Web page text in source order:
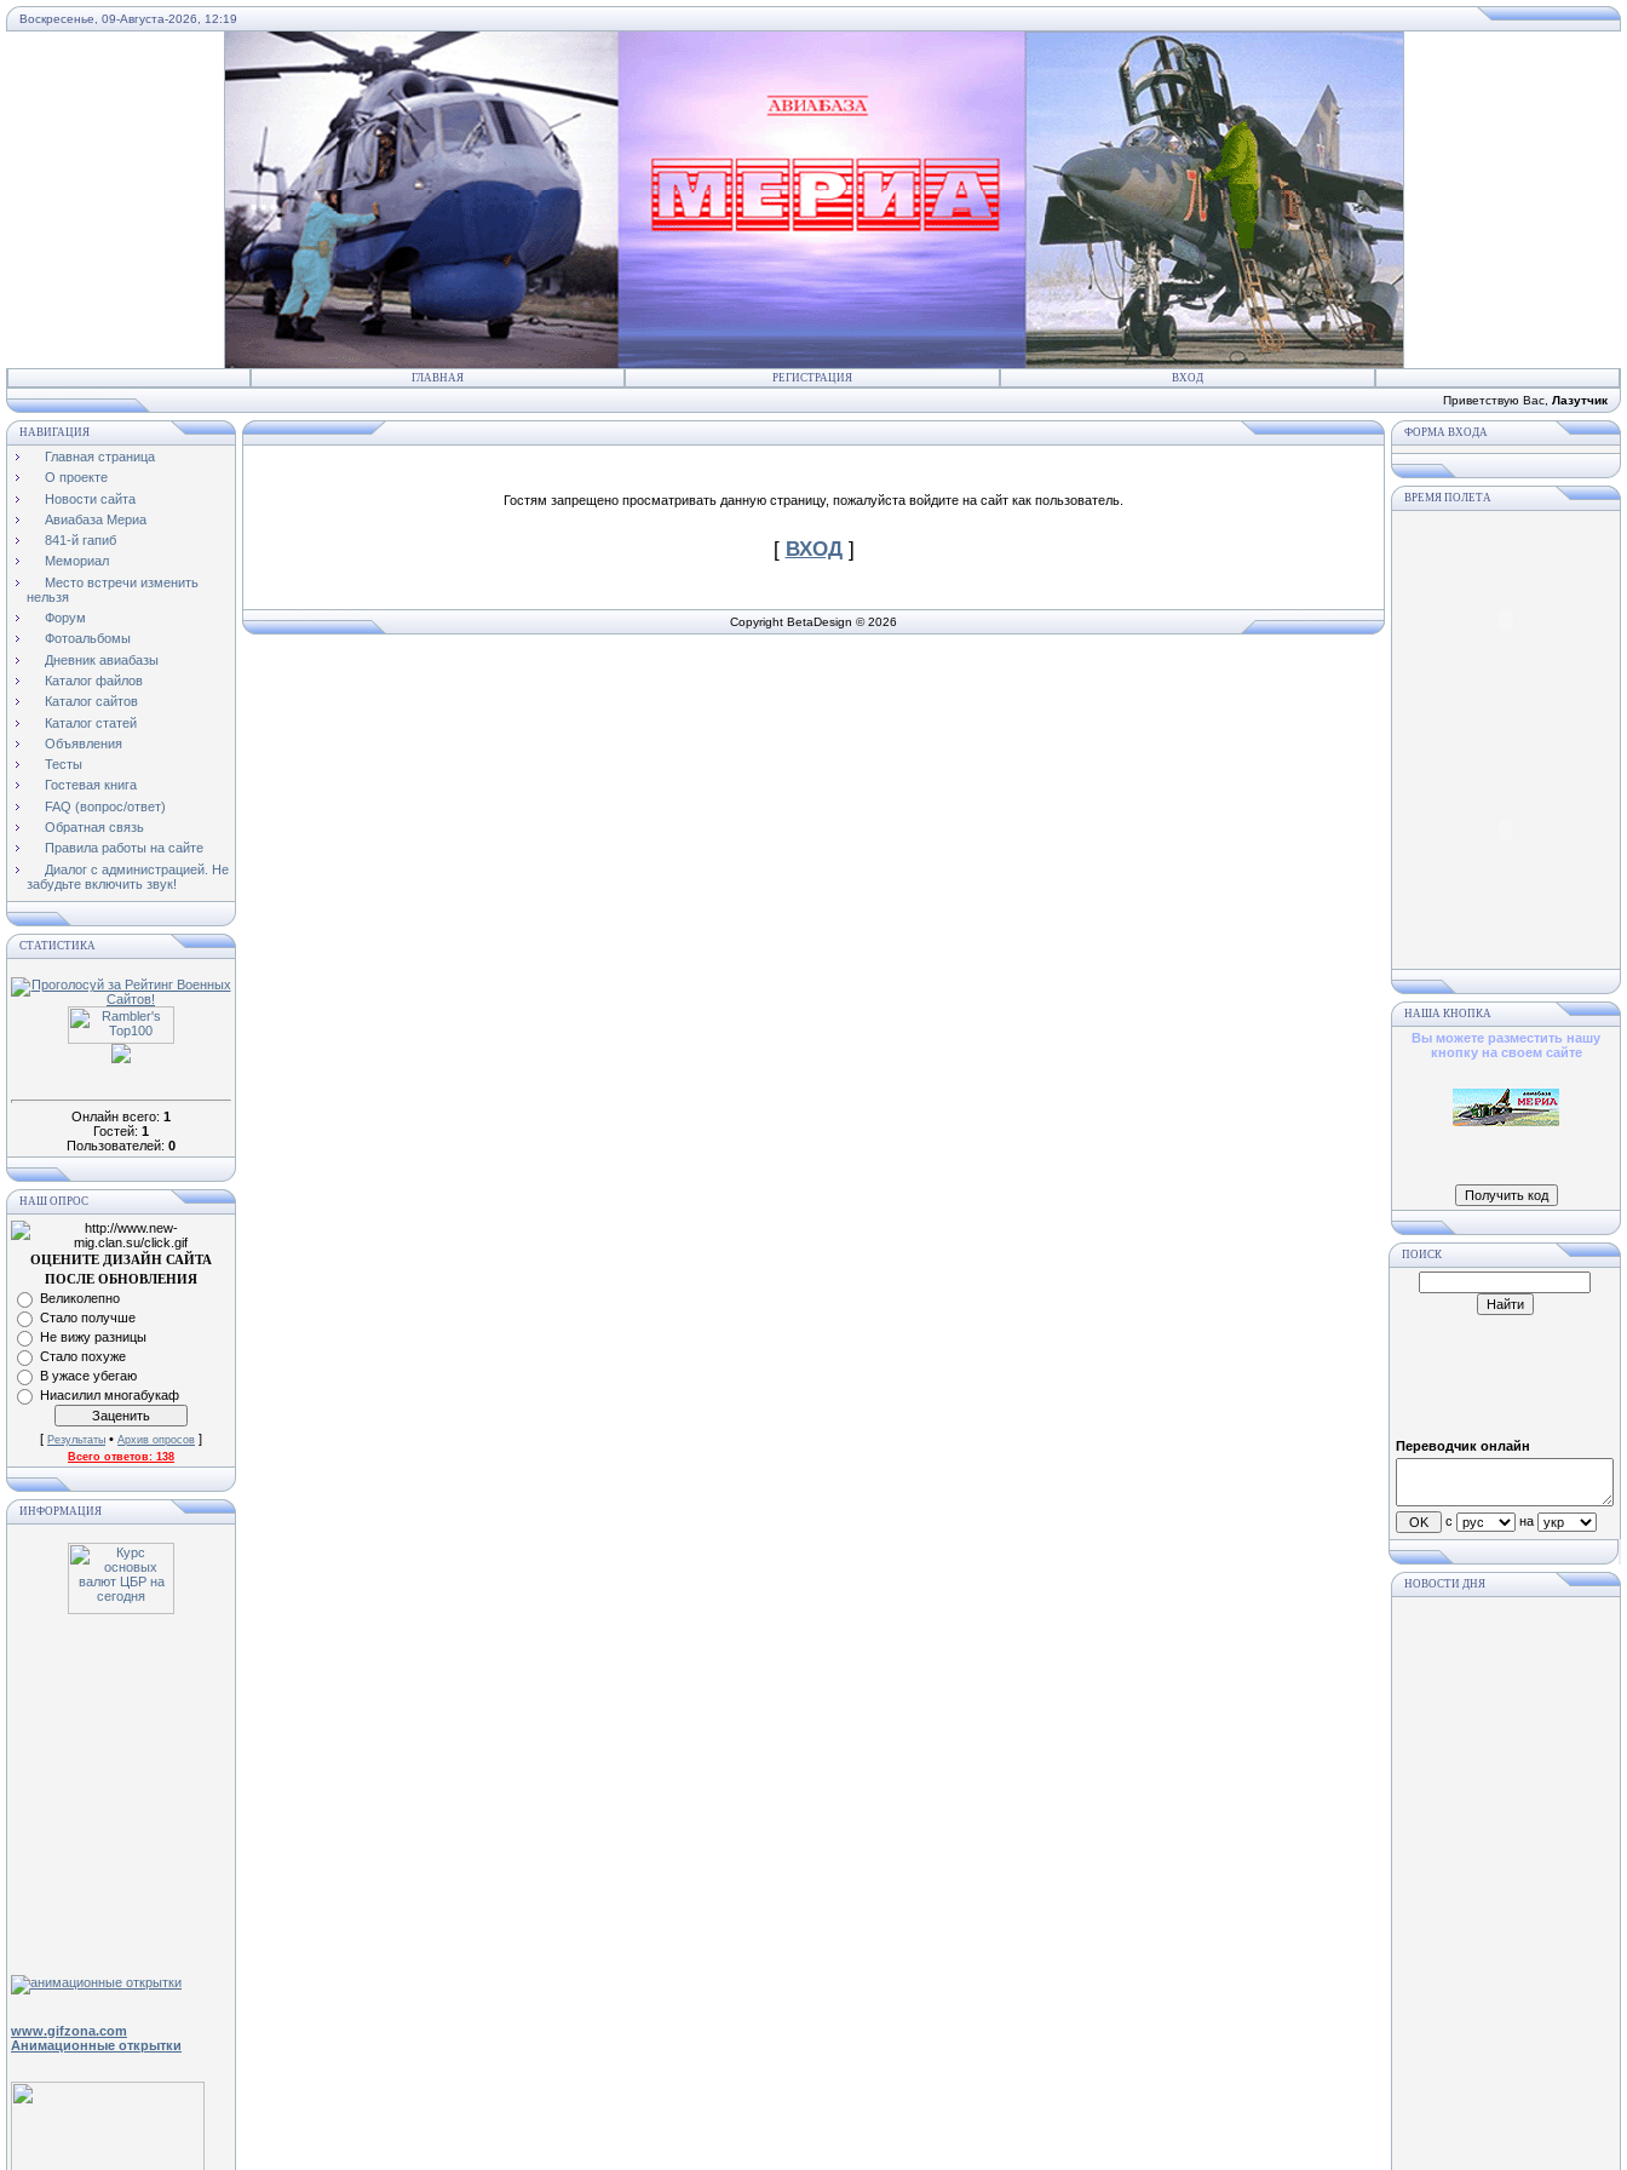
Воскресенье, 09-Августа-2026, 12:19
...
ГЛАВНАЯ РЕГИСТРАЦИЯ ВХОД
Приветствую Вас Лазутчик
НАВИГАЦИЯ
Главная страница
О проекте
Новости сайта
Авиабаза Мериа
841-й гапиб
Мемориал
Место встречи изменить
нельзя
Форум
Фотоальбомы
Дневник авиабазы
Каталог файлов
Каталог сайтов
Каталог статей
Объявления
Тесты
Гостевая книга
FAQ (вопрос/ответ)
Обратная связь
Правила работы на сайте
Диалог с администрацией. Не
забудьте включить звук!
СТАТИСТИКА
Онлайн всего: 1
Гостей: 1
Пользователей: 0
НАШ ОПРОС
ОЦЕНИТЕ ДИЗАЙН САЙТА
ПОСЛЕ ОБНОВЛЕНИЯ
Великолепно
Стало получше
Не вижу разницы
Стало похуже
В ужасе убегаю
Ниасилил многабукаф
[ Результаты • Архив опросов ]
Всего ответов: 138
ИНФОРМАЦИЯ
www.gifzona.com
Анимационные открытки
Гостям запрещено просматривать данную страницу, пожалуйста войдите на сайт как пользователь.
[ ВХОД]
Copyright BetaDesign © 2026
ФОРМА ВХОДА
ВРЕМЯ ПОЛЕТА
НАША КНОПКА
Вы можете разместить нашу
кнопку на своем сайте
ПОИСК
Переводчик онлайн
с на
НОВОСТИ ДНЯ